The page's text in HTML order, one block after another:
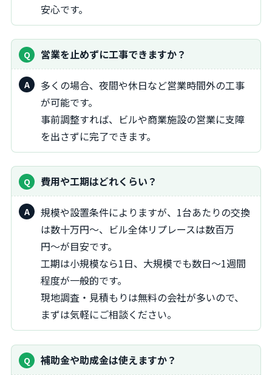
安心です。
営業を止めずに工事できますか？
多くの場合、夜間や休日など営業時間外の工事
が可能です。
事前調整すれば、ビルや商業施設の営業に支障
を出さずに完了できます。
費用や工期はどれくらい？
規模や設置条件によりますが、1台あたりの交換
は数十万円〜、ビル全体リプレースは数百万
円〜が目安です。
工期は小規模なら1日、大規模でも数日〜1週間
程度が一般的です。
現地調査・見積もりは無料の会社が多いので、
まずは気軽にご相談ください。
補助金や助成金は使えますか？